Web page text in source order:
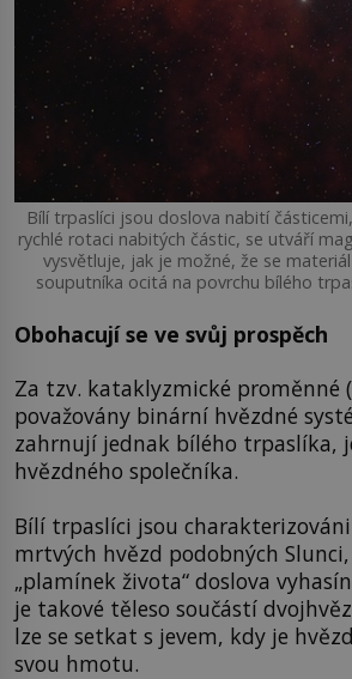
Bílí trpaslíci jsou doslova nabití
rychlé rotaci nabitých částic, se utváří
vysvětluje, jak je možné, že se
souputníka ocitá na povrchu bílého
Obohacují se ve svůj prospěch
Za tzv. kataklyzmické proměnné
považovány binární hvězdné
zahrnují jednak bílého trpaslíka,
hvězdného společníka.
Bílí trpaslíci jsou
mrtvých hvězd podobných
„plamínek života“ doslova
je takové těleso součástí
lze se setkat s jevem, kdy je
svou hmotu.